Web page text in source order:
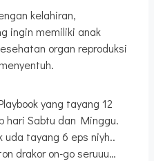
kelahiran,
ingin memiliki anak
organ reproduksi
yang tayang 12
hari Sabtu dan Minggu.
tayang 6 eps niyh..
drakor on-go seruuu…